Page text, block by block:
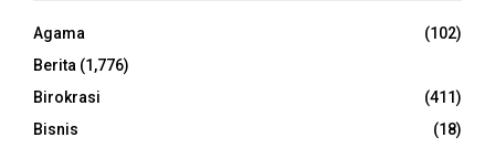
Agama
(102)
Berita (1,776)
Birokrasi
(411)
Bisnis
(18)